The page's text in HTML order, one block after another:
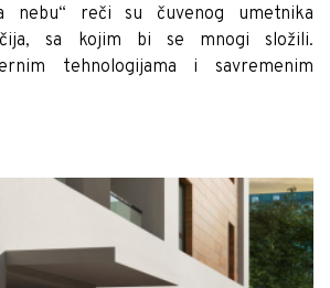
nebu“ reči su čuvenog umetnika
sa kojim bi se mnogi složili.
tehnologijama i savremenim